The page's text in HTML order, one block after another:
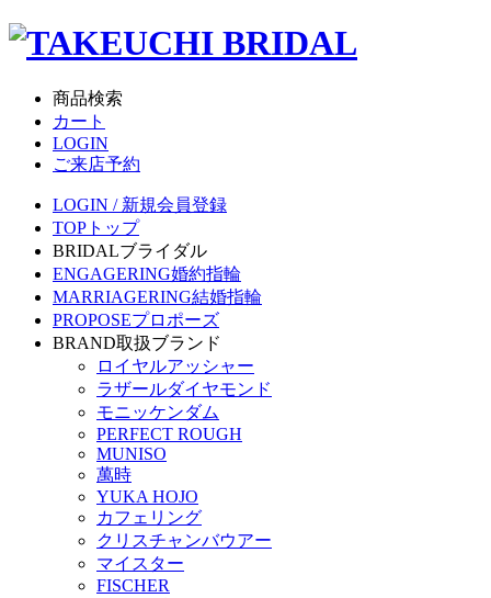
商品検索
カート
LOGIN
ご来店予約
LOGIN / 新規会員登録
TOP トップ
BRIDALブライダル
ENGAGERING婚約指輪
MARRIAGERING結婚指輪
PROPOSEプロポーズ
BRAND取扱ブランド
ロイヤルアッシャー
ラザールダイヤモンド
モニッケンダム
PERFECT ROUGH
MUNISO
萬時
YUKA HOJO
カフェリング
クリスチャンバウアー
マイスター
FISCHER